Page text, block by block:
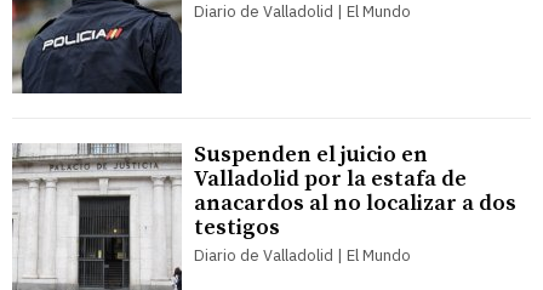
Diario de Valladolid | El Mundo
Suspenden el juicio en
Valladolid por la estafa de
anacardos al no localizar a dos
testigos
Diario de Valladolid | El Mundo